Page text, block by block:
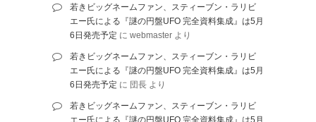
若きビッグネームファン、スティーブン・ラリビ
エー氏による『謎の円盤UFO 完全資料集成』は5月
6日発売予定 に webmaster より
若きビッグネームファン、スティーブン・ラリビ
エー氏による『謎の円盤UFO 完全資料集成』は5月
6日発売予定 に 団長 より
若きビッグネームファン、スティーブン・ラリビ
エー氏による『謎の円盤UFO 完全資料集成』は5月